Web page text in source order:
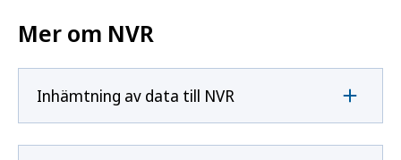
Mer om NVR
Inhämtning av data till NVR